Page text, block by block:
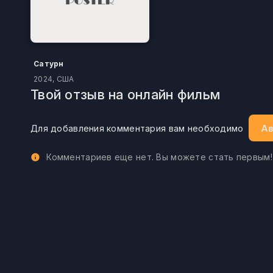
Сатурн
2024, США
Твой отзыв на онлайн фильм
Для добавления комментария вам необходимо
Комментариев еще нет. Вы можете стать первым!